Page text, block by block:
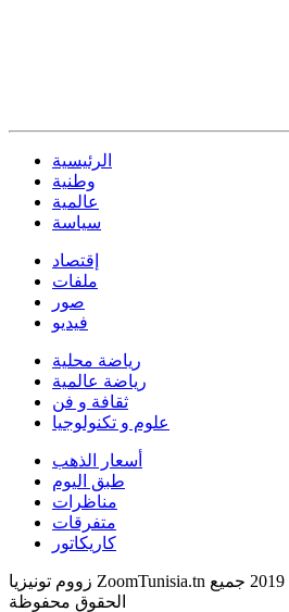
الرئيسية
وطنية
عالمية
سياسة
إقتصاد
ملفات
صور
فيديو
رياضة محلية
رياضة عالمية
ثقافة و فن
علوم و تكنولوجيا
أسعار الذهب
طبق اليوم
مناظرات
متفرقات
كاريكاتور
زووم تونيزيا ZoomTunisia.tn جريدة إلكترونية جامعة - © 2019 جميع
الحقوق محفوظة